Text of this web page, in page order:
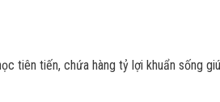
tiên tiến, chứa hàng tỷ lợi khuẩn sống